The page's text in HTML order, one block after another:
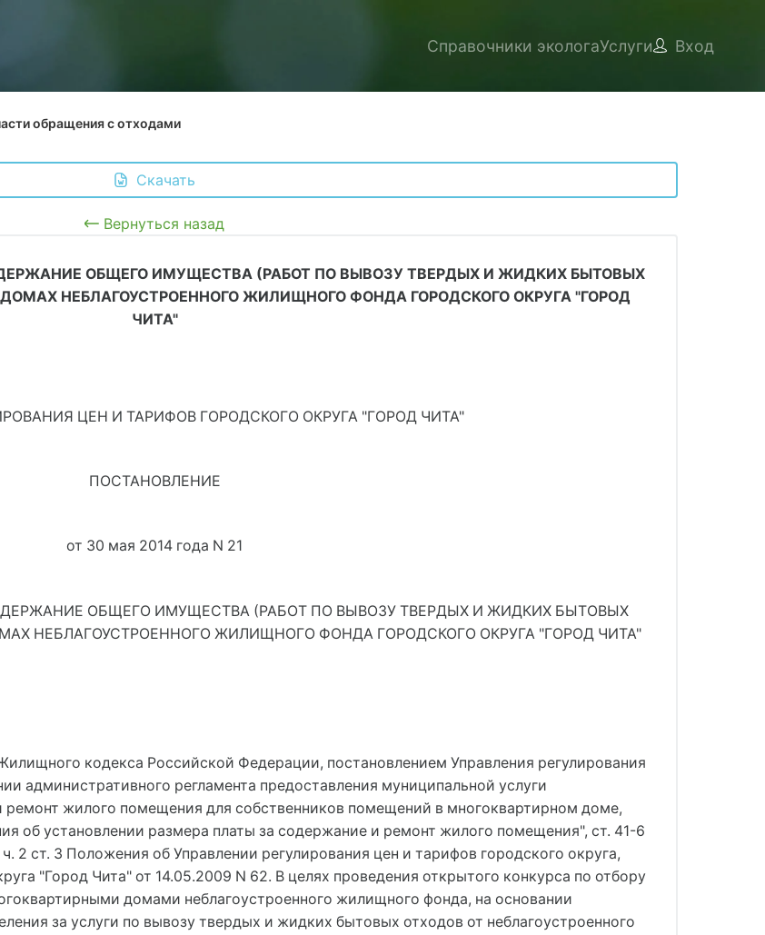
Справочники экологаУслуги Вход
обращения с отходами
Скачать
Вернуться назад
ОБЩЕГО ИМУЩЕСТВА (РАБОТ ПО ВЫВОЗУ ТВЕРДЫХ И ЖИДКИХ БЫТОВЫХ
НЕБЛАГОУСТРОЕННОГО ЖИЛИЩНОГО ФОНДА ГОРОДСКОГО ОКРУГА "ГОРОД
ЧИТА"
ЦЕН И ТАРИФОВ ГОРОДСКОГО ОКРУГА "ГОРОД ЧИТА"
ПОСТАНОВЛЕНИЕ
от 30 мая 2014 года N 21
ОБЩЕГО ИМУЩЕСТВА (РАБОТ ПО ВЫВОЗУ ТВЕРДЫХ И ЖИДКИХ БЫТОВЫХ
НЕБЛАГОУСТРОЕННОГО ЖИЛИЩНОГО ФОНДА ГОРОДСКОГО ОКРУГА "ГОРОД ЧИТА"
Жилищного кодекса Российской Федерации, постановлением Управления регулирования
административного регламента предоставления муниципальной услуги
ремонт жилого помещения для собственников помещений в многоквартирном доме,
об установлении размера платы за содержание и ремонт жилого помещения", ст. 41-6
2 ст. 3 Положения об Управлении регулирования цен и тарифов городского округа,
"Город Чита" от 14.05.2009 N 62. В целях проведения открытого конкурса по отбору
домами неблагоустроенного жилищного фонда, на основании
за услуги по вывозу твердых и жидких бытовых отходов от неблагоустроенного